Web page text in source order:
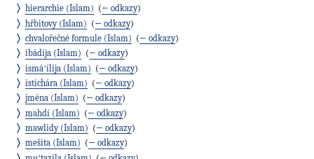
hierarchie (Islam) (← odkazy)
hřbitovy (Islam) (← odkazy)
chvalořečné formule (Islam) (← odkazy)
ibádíja (Islam) (← odkazy)
ismáʻílíja (Islam) (← odkazy)
istichára (Islam) (← odkazy)
jména (Islam) (← odkazy)
mahdí (Islam) (← odkazy)
mawlidy (Islam) (← odkazy)
mešita (Islam) (← odkazy)